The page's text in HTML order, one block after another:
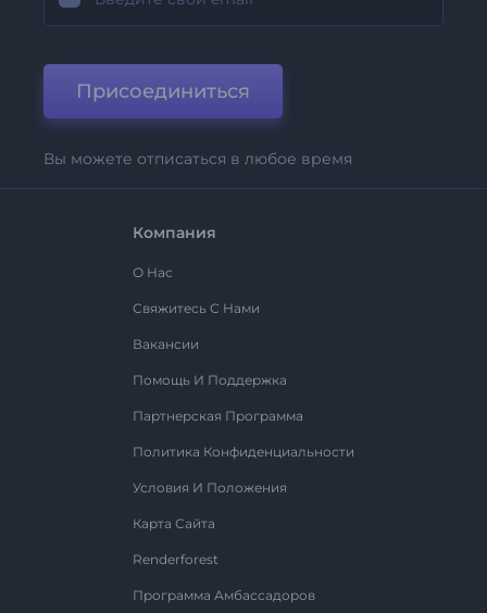
Присоединиться
Вы можете отписаться в любое время
Компания
О Нас
Свяжитесь С Нами
Вакансии
Помощь И Поддержка
Партнерская Программа
Политика Конфиденциальности
Условия И Положения
Карта Сайта
Renderforest
Программа Амбассадоров